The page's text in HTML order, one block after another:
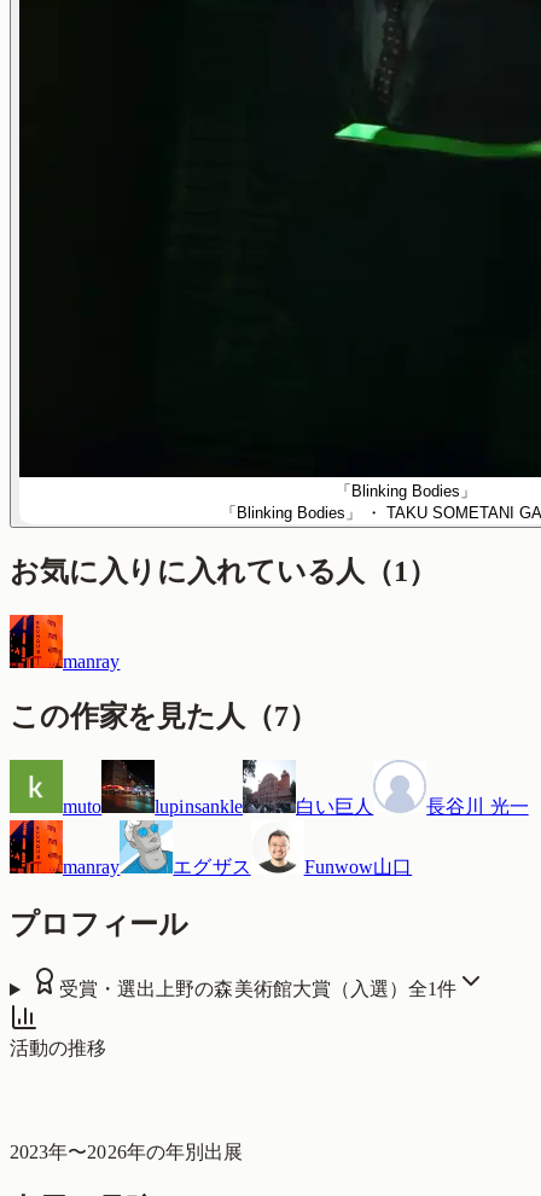
「Blinking Bodies」
「Blinking Bodies」
・ TAKU SOMETANI
お気に入りに入れている人 （1）
manray
この作家を見た人 （7）
muto lupinsankle 白い巨人 長谷川 光一
manray エグザス Funwow山口
プロフィール
受賞・選出上野の森美術館大賞（入選）全1件
活動の推移
2023年〜2026年の年別出展